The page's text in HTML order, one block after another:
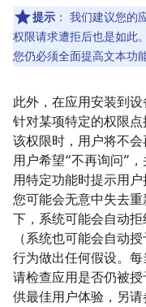
提示 ： 我们建议您的
权限请求遭拒后也是如此
您仍必须全面提高文本功
此外，在应用安装到
针对某项特定的权限
该权限时，用户将不
用户希望“不再询问”
用特定功能时提示用
您可能会无意中失去
下，系统可能会自动拒
（系统也可能会自动
行为做出任何假设。
请检查应用是否仍被
供最佳用户体验，另请